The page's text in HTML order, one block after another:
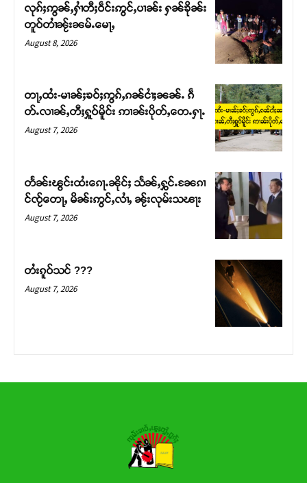
Support SHAN
တႃႇႁႂ်ႈသဵင်ၵၢင်ၸႂ်ၵူၼ်းမိူင်း ၵူႈတီႈၵူႈလႅၼ်ပေႃးတေၸွ
တ်ႇ တူဝ်ႈလုမ်ႈၾႃႉၼၼ်ႉ ၶဝ်ႈႁူမ်ႈၵမ်ႉထႅမ် ၸုမ်းၶၢ
Donate Now
လုၵ်ႈဢွၼ်ႇႁၢႆတီႈဝဵင်းဢွင်ႇပၢၼ်း ႁၼ်ၶိုၼ်း
တူဝ်တၢႆၼႂ်းၼမ်ႉမေႃႇ
August 8, 2026
တႃႇထႆး-မၢၼ်ႈၶဝ်ႈဢွၵ်ႇၵၼ်ငၢႆႈၼၼ်ႉ ၵဵ
တ်ႉလၢၼ်ႇတီႈႁူဝ်မိူင်း ဢၢၼ်းပိုတ်ႇတေႉႁႃႉ
August 7, 2026
တႅၼ်းၽွင်းထႆးၵေႃႉၼိုင်ႈ သႅၼ်ႇႁွင်ႉၼႄၵၢ
င်ၸႂ်တေႃႇ မိၼ်းဢွင်ႇလၢႆႇ ၼႂ်းလုမ်းသၽႃး
August 7, 2026
တႆးၵူဝ်သင် ???
August 7, 2026